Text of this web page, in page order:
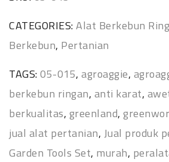
CATEGORIES:Alat Berkebun
Berkebun, Pertanian
TAGS:05-015, agroaggie,
berkebun ringan, anti karat,
berkualitas, greenland,
jual alat pertanian, Jual produk
Garden Tools Set, murah,